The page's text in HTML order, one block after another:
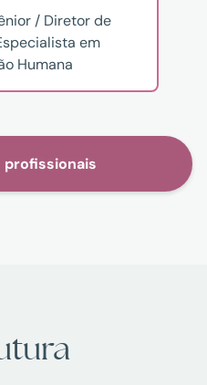
/ Diretor de
em
Humana
profissionais